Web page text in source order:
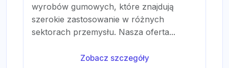
wyrobów gumowych, które znajdują
szerokie zastosowanie w różnych
sektorach przemysłu. Nasza oferta...
Zobacz szczegóły